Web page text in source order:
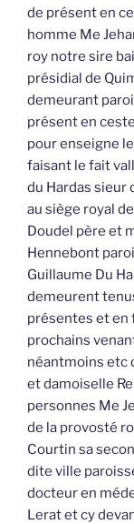
de présent en
homme Me
roy notre sire
présidial de
demeurant
présent en
pour enseigne
faisant le fait
du Hardas sieur
au siège royal
Doudel père et
Hennebont
Guillaume Du
demeurent
présentes et en
prochains
néantmoins etc
et damoiselle
personnes Me
de la provosté
Courtin sa
dite ville
docteur en
Lerat et cy